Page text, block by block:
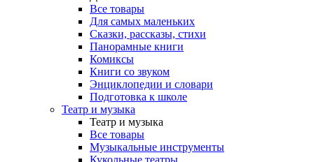
Все товары
Для самых маленьких
Сказки, рассказы, стихи
Панорамные книги
Комиксы
Книги со звуком
Энциклопедии и словари
Подготовка к школе
Театр и музыка
Театр и музыка
Все товары
Музыкальные инструменты
Кукольные театры